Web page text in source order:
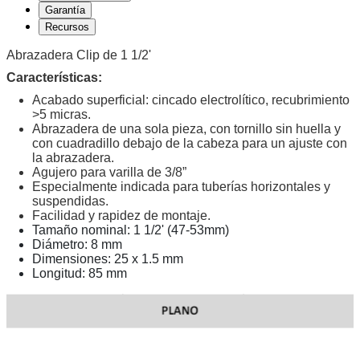
Garantía
Recursos
Abrazadera Clip de 1 1/2'
Características:
Acabado superficial: cincado electrolítico, recubrimiento
>5 micras.
Abrazadera de una sola pieza, con tornillo sin huella y
con cuadradillo debajo de la cabeza para un ajuste con
la abrazadera.
Agujero para varilla de 3/8”
Especialmente indicada para tuberías horizontales y
suspendidas.
Facilidad y rapidez de montaje.
Tamaño nominal: 1 1/2' (47-53mm)
Diámetro: 8 mm
Dimensiones: 25 x 1.5 mm
Longitud: 85 mm